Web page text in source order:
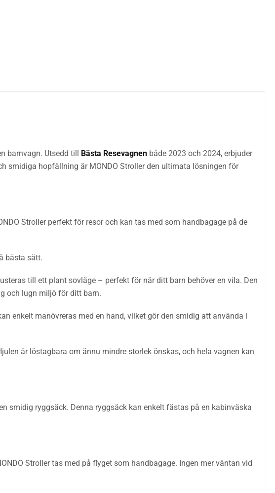
barnvagn. Utsedd till Bästa Resevagnen både 2023 och 2024, erbjuder
smidiga hopfällning är MONDO Stroller den ultimata lösningen för
Stroller perfekt för resor och kan tas med som handbagage på de
bästa sätt.
till ett plant sovläge – perfekt för när ditt barn behöver en vila. Den
och lugn miljö för ditt barn.
enkelt manövreras med en hand, vilket gör den smidig att använda i
är löstagbara om ännu mindre storlek önskas, och hela vagnen kan
smidig ryggsäck. Denna ryggsäck kan enkelt fästas på en kabinväska
Stroller tas med på flyget som handbagage. Ingen mer väntan vid